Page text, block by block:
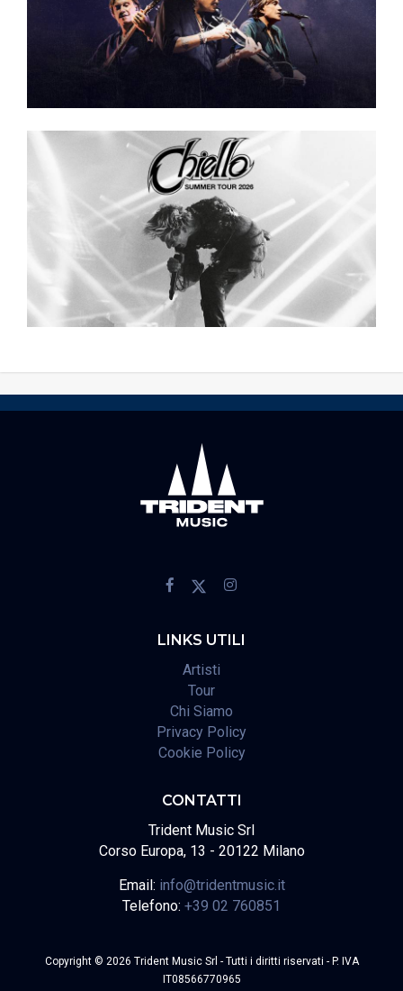
LINKS UTILI
Artisti
Tour
Chi Siamo
Privacy Policy
Cookie Policy
CONTATTI
Trident Music Srl
Corso Europa, 13 - 20122 Milano
Email: info@tridentmusic.it
Telefono: +39 02 760851
Copyright © 2026 Trident Music Srl - Tutti i diritti riservati - P. IVA
IT08566770965